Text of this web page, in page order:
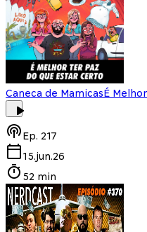
Caneca de MamicasÉ
Ep. 217
15.jun.26
52 min